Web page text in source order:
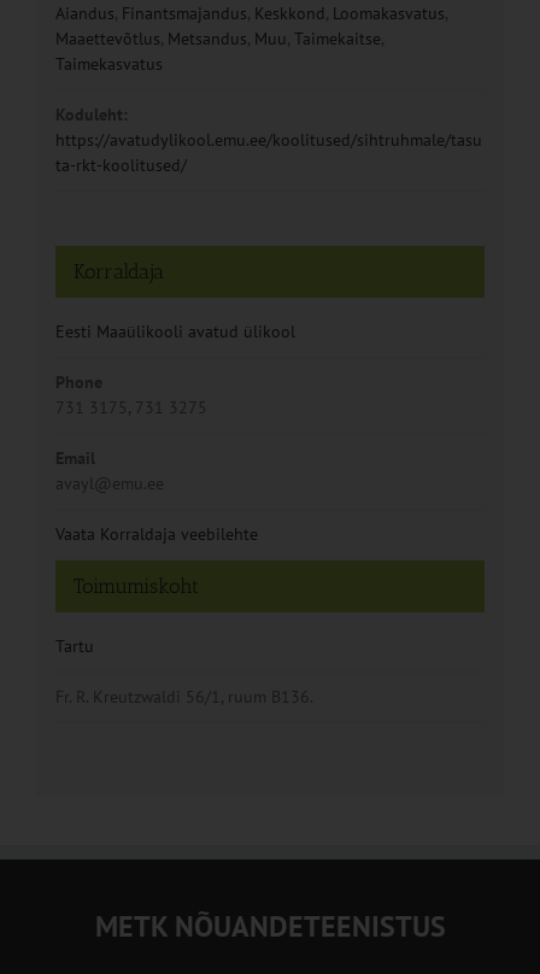
Aiandus, Finantsmajandus, Keskkond, Loomakasvatus,
Maaettevõtlus, Metsandus, Muu, Taimekaitse,
Taimekasvatus
Koduleht:
https://avatudylikool.emu.ee/koolitused/sihtruhmale/tasu
ta-rkt-koolitused/
Toimumiskoht
Tartu
Fr. R. Kreutzwaldi 56/1, ruum B136.
Korraldaja
Eesti Maaülikooli avatud ülikool
Phone
731 3175, 731 3275
Email
avayl@emu.ee
Vaata Korraldaja veebilehte
METK NÕUANDETEENISTUS